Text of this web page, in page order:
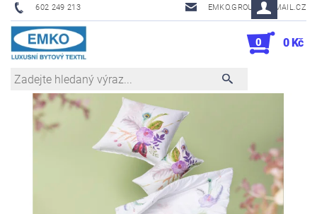
602 249 213 EMKO.GROUSL@EMAIL.CZ
0 0 Kč